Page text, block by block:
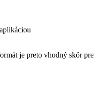
je preto vhodný skôr pre